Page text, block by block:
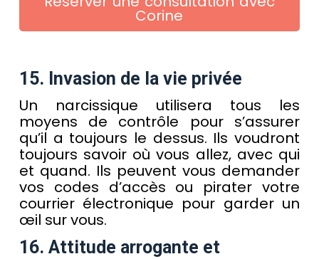
Corine
15. Invasion de la vie privée
Un narcissique utilisera tous les
moyens de contrôle pour s’assurer
qu’il a toujours le dessus. Ils voudront
toujours savoir où vous allez, avec qui
et quand. Ils peuvent vous demander
vos codes d’accès ou pirater votre
courrier électronique pour garder un
œil sur vous.
16. Attitude arrogante et